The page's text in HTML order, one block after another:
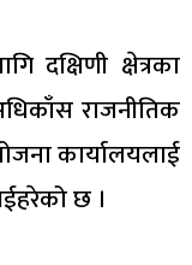
दक्षिणी क्षेत्रका
राजनीतिक
कार्यालयलाई
छ ।